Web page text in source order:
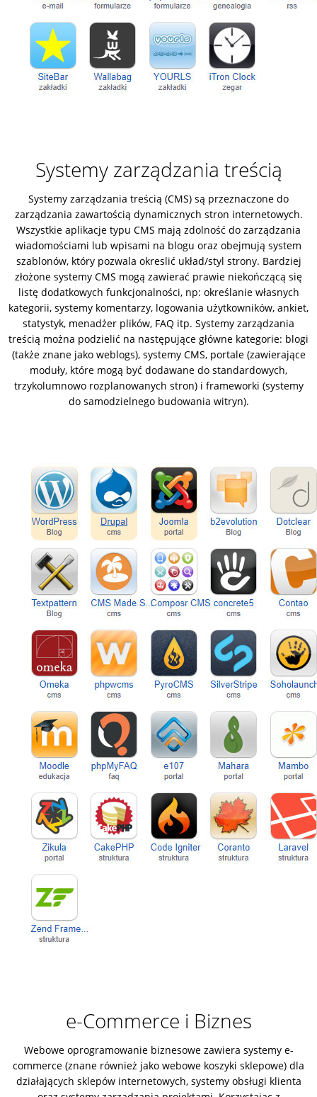
Systemy zarządzania treścią
Systemy zarządzania treścią (CMS) są przeznaczone do
zarządzania zawartością dynamicznych stron internetowych.
Wszystkie aplikacje typu CMS mają zdolność do zarządzania
wiadomościami lub wpisami na blogu oraz obejmują system
szablonów, który pozwala okreslić układ/styl strony. Bardziej
złożone systemy CMS mogą zawierać prawie niekończącą się
listę dodatkowych funkcjonalności, np: określanie własnych
kategorii, systemy komentarzy, logowania użytkowników, ankiet,
statystyk, menadżer plików, FAQ itp. Systemy zarządzania
treścią można podzielić na następujące główne kategorie: blogi
(także znane jako weblogs), systemy CMS, portale (zawierające
moduły, które mogą być dodawane do standardowych,
trzykolumnowo rozplanowanych stron) i frameworki (systemy
do samodzielnego budowania witryn).
e-Commerce i Biznes
Webowe oprogramowanie biznesowe zawiera systemy e-
commerce (znane również jako webowe koszyki sklepowe) dla
działających sklepów internetowych, systemy obsługi klienta